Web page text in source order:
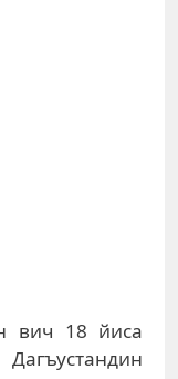
вич 18 йиса